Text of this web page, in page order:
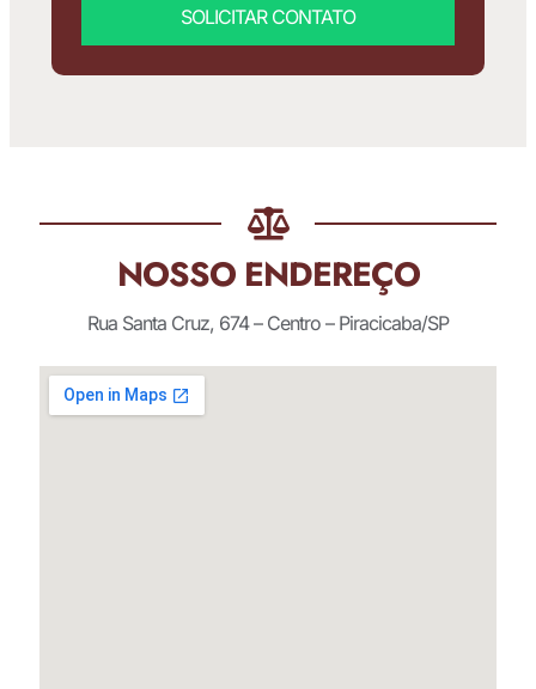
SOLICITAR CONTATO
NOSSO ENDEREÇO
Rua Santa Cruz, 674 – Centro – Piracicaba/SP